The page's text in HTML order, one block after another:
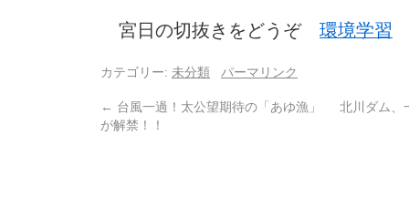
宮日の切抜きをどうぞ 環境学習
カテゴリー: 未分類 パーマリンク
← 台風一過！太公望期待の「あゆ漁」
が解禁！！
北川ダム、